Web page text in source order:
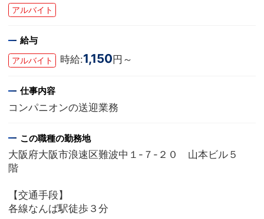
アルバイト
給与
アルバイト 時給:1,150 円～
仕事内容
コンパニオンの送迎業務
この職種の勤務地
大阪府大阪市浪速区難波中１-７-２０ 山本ビル５
階
【交通手段】
各線なんば駅徒歩３分